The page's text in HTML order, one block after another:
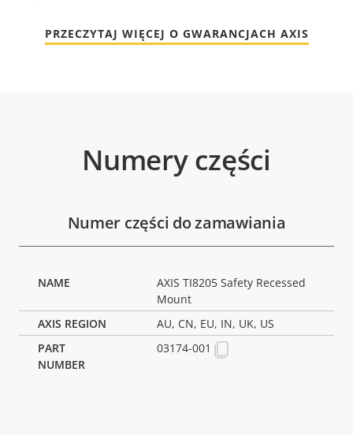
PRZECZYTAJ WIĘCEJ O GWARANCJACH AXIS
Numery części
Numer części do zamawiania
AXIS TI8205 Safety Recessed
Mount
AU, CN, EU, IN, UK, US
03174-001